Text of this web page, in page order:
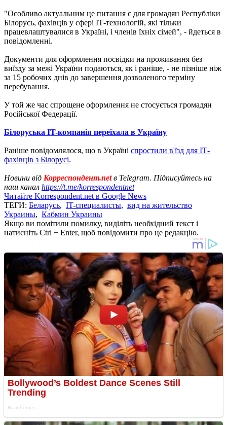
"Особливо актуальним це питання є для громадян Республіки
Білорусь, фахівців у сфері ІТ-технологій, які тільки
працевлаштувалися в Україні, і членів їхніх сімей", - йдеться в
повідомленні.
Документи для оформлення посвідки на проживання без
виїзду за межі України подаються, як і раніше, - не пізніше ніж
за 15 робочих днів до завершення дозволеного терміну
перебування.
У той же час спрощене оформлення не стосується громадян
Російської Федерації.
Білоруська IT-компанія переїхала в Україну
Раніше повідомлялося, що в Україні спростили в'їзд для ІТ-
фахівців з Білорусі.
Новини від Корреспондент.netв Telegram. Підписуйтесь на
наш канал https://t.me/korrespondentnet
Читайте Korrespondent.net в Google News
ТЕГИ: Беларусь, IT-специалисты, вид на жительство
Украины, Кабмин Украины
Якщо ви помітили помилку, виділіть необхідний текст і
натисніть Ctrl + Enter, щоб повідомити про це редакцію.